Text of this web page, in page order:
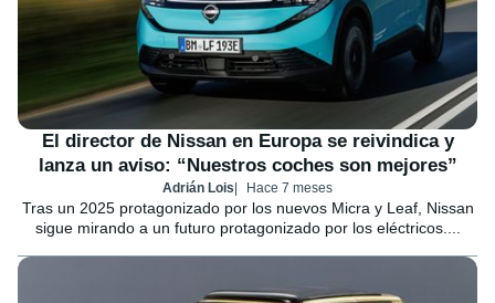
El director de Nissan en Europa se reivindica y
lanza un aviso: “Nuestros coches son mejores”
Adrián Lois Hace 7 meses
Tras un 2025 protagonizado por los nuevos Micra y Leaf, Nissan
sigue mirando a un futuro protagonizado por los eléctricos....